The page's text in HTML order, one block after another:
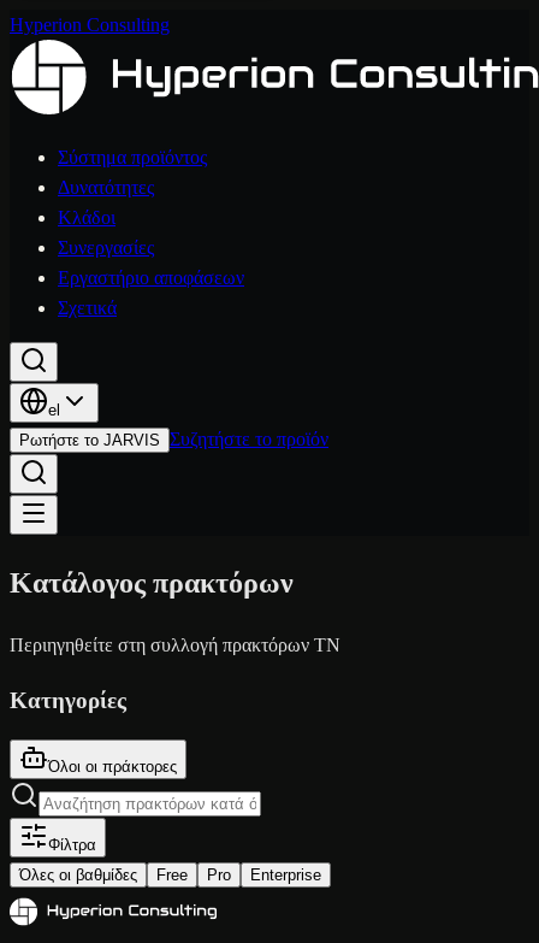
Hyperion Consulting
Σύστημα προϊόντος
Δυνατότητες
Κλάδοι
Συνεργασίες
Εργαστήριο αποφάσεων
Σχετικά
el
Ρωτήστε το JARVIS Συζητήστε το προϊόν
Κατάλογος πρακτόρων
Περιηγηθείτε στη συλλογή πρακτόρων ΤΝ
Κατηγορίες
Όλοι οι πράκτορες
Φίλτρα
Όλες οι βαθμίδες
Free Pro Enterprise